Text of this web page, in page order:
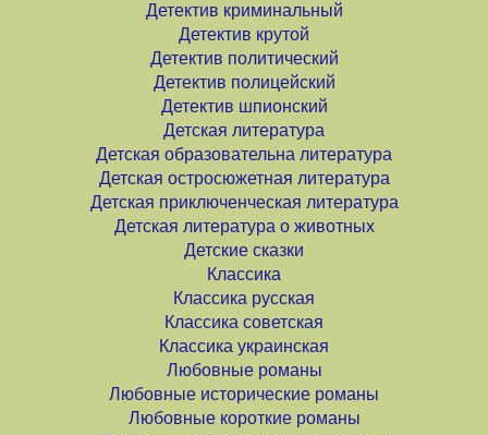
Детектив криминальный
Детектив крутой
Детектив политический
Детектив полицейский
Детектив шпионский
Детская литература
Детская образовательна литература
Детская остросюжетная литература
Детская приключенческая литература
Детская литература о животных
Детские сказки
Классика
Классика русская
Классика советская
Классика украинская
Любовные романы
Любовные исторические романы
Любовные короткие романы